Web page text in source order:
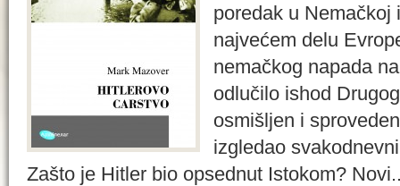
poredak u Nemačkoj
najvećem delu
nemačkog napada
odlučilo ishod
osmišljen i
izgledao
Zašto je Hitler bio opsednut Istokom?